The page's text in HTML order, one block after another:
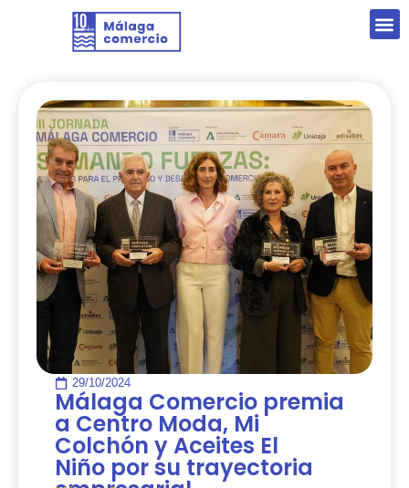
29/10/2024
Málaga Comercio premia
a Centro Moda, Mi
Colchón y Aceites El
Niño por su trayectoria